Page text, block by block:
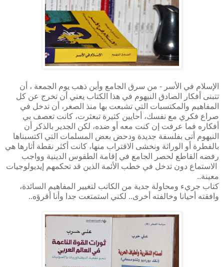
الإسلام في الأسر - من سرق الجامع وأين ذهب يوم الجمعة ، أن
تتبنى أفكار الصادق النيهوم في هذا الكتاب يعني أن تخرج عن كل
المفاهيم والمكتسبات التي تشبعت بها منذ الصغر، أن تدخل في
صراع فكري مع نفسك، أحايين كثيرة تبعثرت، كانت تعصف بي
أفكاره فما عرفت إن كنت معه أو ضده، لكن الجدير بالذكر أن
النيهوم أتى بفلسفة جديدة ودحض بعض المسلمات التي اكتسبناها
بالفطرة أو الوراثة ونخشى الاقتراب منها، كانت أكثر نقطة أثارها هي
رفضه القاطع لحصر الجامع في إقامة الطقوس الدينية وواجب
الاستماع دون تدخل في خطب الأئمة الذين قد تحكمهم إيديولوجيات
معينة..
كتاب جريء ومحاولة جدية من الكاتب لتغيير المفاهيم السائدة،
وافقته أحيانا وخالفته أخرى.. لكني استمتعت جدا وأنا أقرؤه..